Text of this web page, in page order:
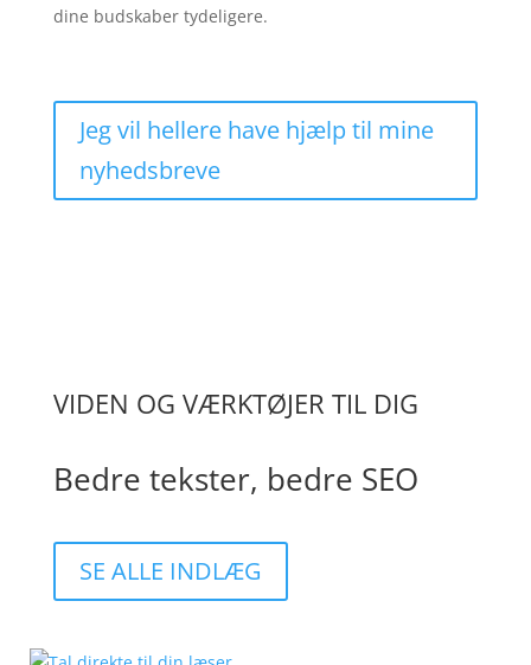
dine budskaber tydeligere.
Jeg vil hellere have hjælp til mine
nyhedsbreve
VIDEN OG VÆRKTØJER TIL DIG
Bedre tekster, bedre SEO
SE ALLE INDLÆG